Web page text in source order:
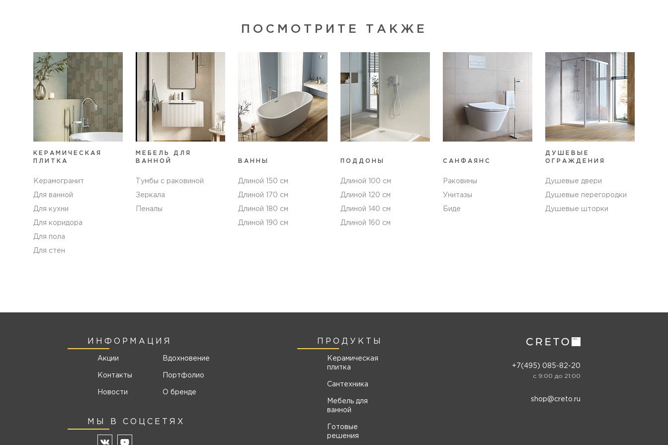
ПОСМОТРИТЕ ТАКЖЕ
КЕРАМИЧЕСКАЯ
ПЛИТКА
Керамогранит
Для ванной
Для кухни
Для коридора
Для пола
Для стен
МЕБЕЛЬ ДЛЯ
ВАННОЙ
Тумбы с раковиной
Зеркала
Пеналы
ВАННЫ
Длиной 150 см
Длиной 170 см
Длиной 180 см
Длиной 190 см
ПОДДОНЫ
Длиной 100 см
Длиной 120 см
Длиной 140 см
Длиной 160 см
САНФАЯНС
Раковины
Унитазы
Биде
ДУШЕВЫЕ
ОГРАЖДЕНИЯ
Душевые двери
Душевые перегородки
Душевые шторки
ИНФОРМАЦИЯ
Акции
Контакты
Новости
Вдохновение
Портфолио
О бренде
МЫ В СОЦСЕТЯХ
ПРОДУКТЫ
Керамическая
плитка
Сантехника
Мебель для
ванной
Готовые
решения
+7(495) 085-82-20
c 9:00 до 21:00
shop@creto.ru